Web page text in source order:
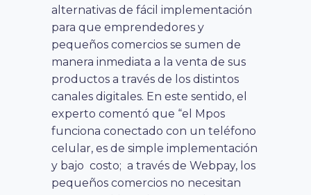
alternativas de fácil implementación
para que emprendedores y
pequeños comercios se sumen de
manera inmediata a la venta de sus
productos a través de los distintos
canales digitales. En este sentido, el
experto comentó que “el Mpos
funciona conectado con un teléfono
celular, es de simple implementación
y bajo costo; a través de Webpay, los
pequeños comercios no necesitan